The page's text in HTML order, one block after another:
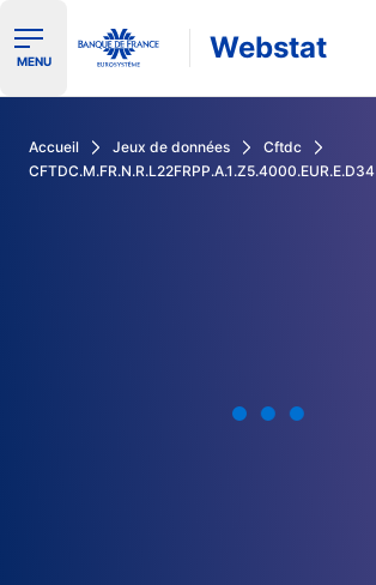
Ouvrir le menu de navigation
MENU Webstat
Accueil Jeux de données
Cftdc
CFTDC.M.FR.N.R.L22FRPP.A.1.Z5.4000.EUR.E.D34